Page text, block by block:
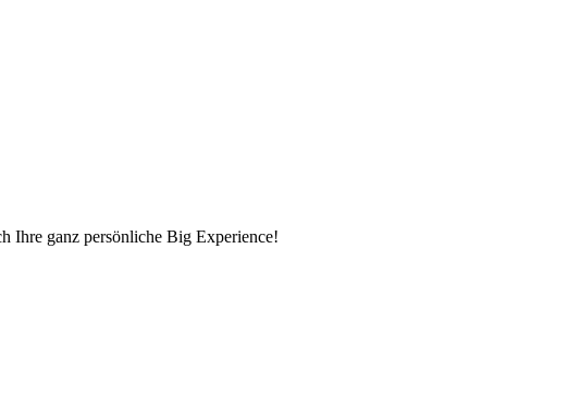
Ihre ganz persönliche Big Experience!